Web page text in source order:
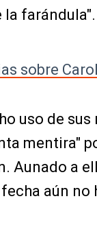
la farándula".
sobre
uso de
mentira"
Aunado a
aún no